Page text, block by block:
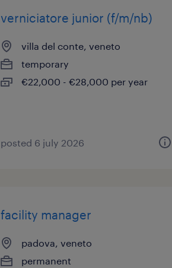
verniciatore junior (f/m/nb)
villa del conte, veneto
temporary
€22,000 - €28,000 per year
posted 6 july 2026
facility manager
padova, veneto
permanent